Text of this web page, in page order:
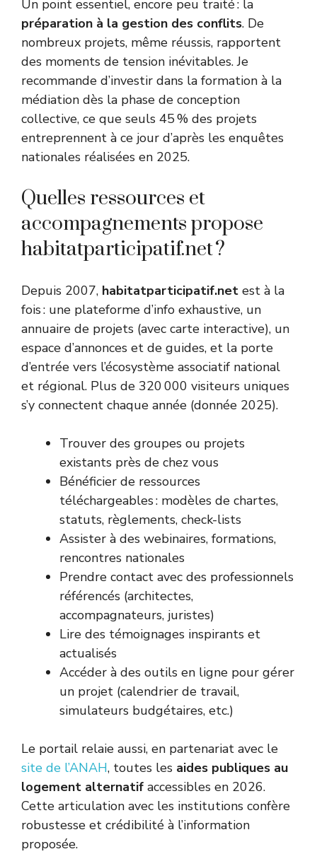
Un point essentiel, encore peu traité : la
préparation à la gestion des conflits. De
nombreux projets, même réussis, rapportent
des moments de tension inévitables. Je
recommande d’investir dans la formation à la
médiation dès la phase de conception
collective, ce que seuls 45 % des projets
entreprennent à ce jour d’après les enquêtes
nationales réalisées en 2025.
Quelles ressources et
accompagnements propose
habitatparticipatif.net ?
Depuis 2007, habitatparticipatif.net est à la
fois : une plateforme d’info exhaustive, un
annuaire de projets (avec carte interactive), un
espace d’annonces et de guides, et la porte
d’entrée vers l’écosystème associatif national
et régional. Plus de 320 000 visiteurs uniques
s’y connectent chaque année (donnée 2025).
Trouver des groupes ou projets
existants près de chez vous
Bénéficier de ressources
téléchargeables : modèles de chartes,
statuts, règlements, check-lists
Assister à des webinaires, formations,
rencontres nationales
Prendre contact avec des professionnels
référencés (architectes,
accompagnateurs, juristes)
Lire des témoignages inspirants et
actualisés
Accéder à des outils en ligne pour gérer
un projet (calendrier de travail,
simulateurs budgétaires, etc.)
Le portail relaie aussi, en partenariat avec le
site de l’ANAH, toutes les aides publiques au
logement alternatif accessibles en 2026.
Cette articulation avec les institutions confère
robustesse et crédibilité à l’information
proposée.